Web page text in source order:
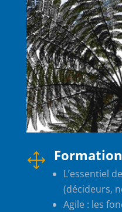
1 Formation
L’essentiel
(décideurs,
Agile : les